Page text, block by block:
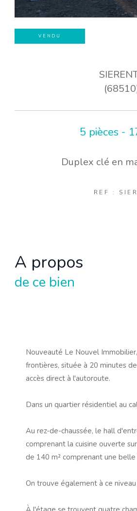
VENDU
5 pièces -
Duplex clé en
REF :
a propos
de ce bien
Nouveauté Le Nouvel
frontières, située à 20 minutes
accès direct à l'autoroute.
Dans un quartier résidentiel au
Au rez-de-chaussée, le hall
comprenant la cuisine ouverte
de 140 m² comprenant une belle
On trouve également à ce